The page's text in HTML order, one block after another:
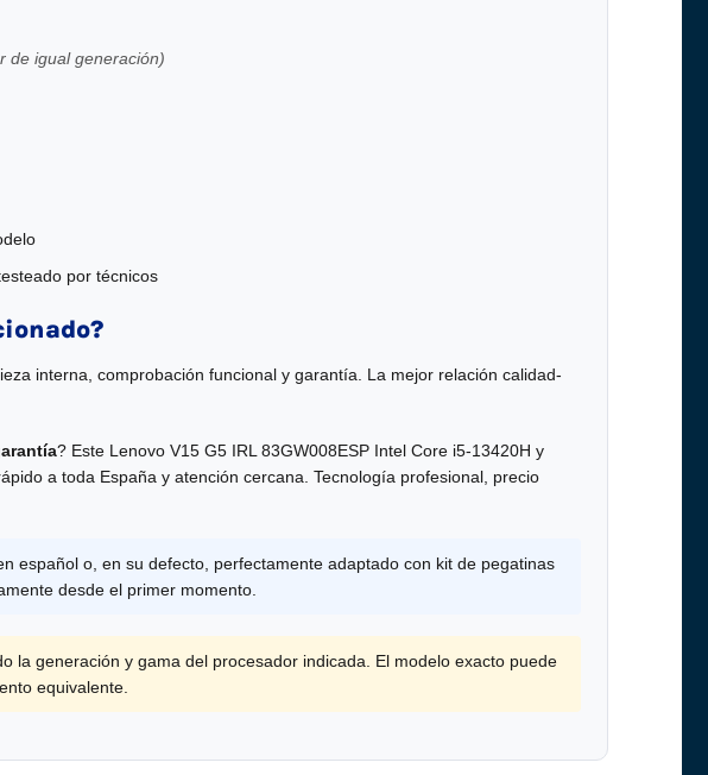
de igual generación)
por técnicos
interna, comprobación funcional y garantía. La mejor relación calidad-
? Este Lenovo V15 G5 IRL 83GW008ESP Intel Core i5-13420H y
a toda España y atención cercana. Tecnología profesional, precio
español o, en su defecto, perfectamente adaptado con kit de pegatinas
desde el primer momento.
la generación y gama del procesador indicada. El modelo exacto puede
equivalente.